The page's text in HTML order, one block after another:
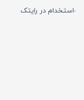
استخدام در رایتک